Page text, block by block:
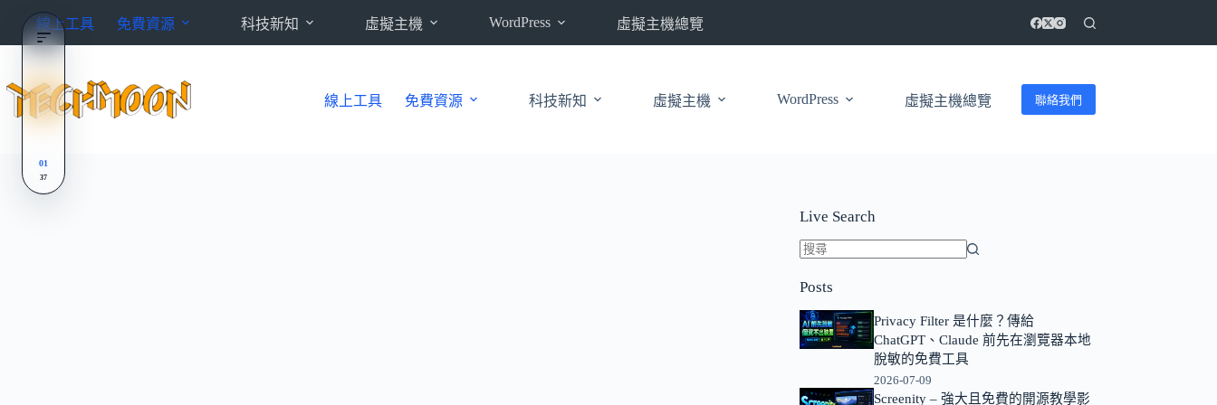
內
線上工具 免費資源 科技新知 虛擬主機 WordPress 虛擬主機總覽
線上工具 免費資源 科技新知 虛擬主機 WordPress 虛擬主機總覽 聯絡我們
Live Search
不
到
符
件
Posts
Privacy Filter 是什麼？傳給
ChatGPT、Claude 前先在瀏覽器本地
脫敏的免費工具
2026-07-09
Screenity – 強大且免費的開源教學影
01
37